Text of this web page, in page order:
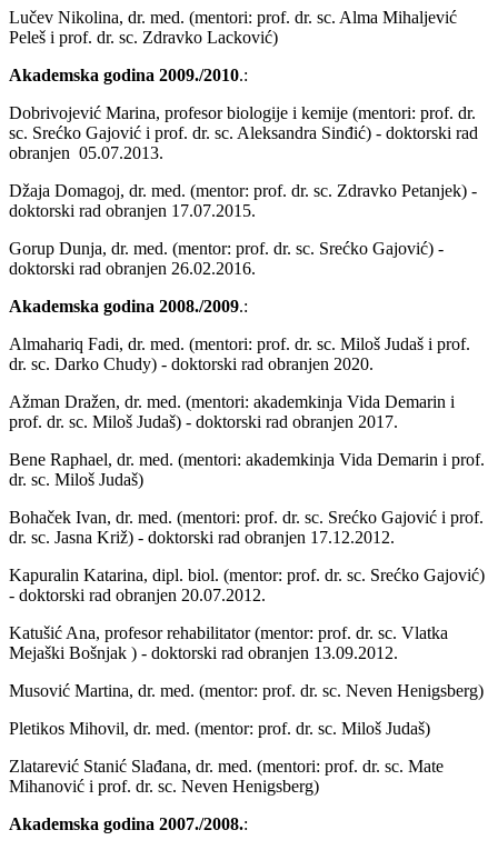
Lučev Nikolina, dr. med. (mentori: prof. dr. sc. Alma Mihaljević
Peleš i prof. dr. sc. Zdravko Lacković)
Akademska godina 2009./2010.:
Dobrivojević Marina, profesor biologije i kemije (mentori: prof. dr.
sc. Srećko Gajović i prof. dr. sc. Aleksandra Sinđić) - doktorski rad
obranjen 05.07.2013.
Džaja Domagoj, dr. med. (mentor: prof. dr. sc. Zdravko Petanjek) -
doktorski rad obranjen 17.07.2015.
Gorup Dunja, dr. med. (mentor: prof. dr. sc. Srećko Gajović) -
doktorski rad obranjen 26.02.2016.
Akademska godina 2008./2009.:
Almahariq Fadi, dr. med. (mentori: prof. dr. sc. Miloš Judaš i prof.
dr. sc. Darko Chudy) - doktorski rad obranjen 2020.
Ažman Dražen, dr. med. (mentori: akademkinja Vida Demarin i
prof. dr. sc. Miloš Judaš) - doktorski rad obranjen 2017.
Bene Raphael, dr. med. (mentori: akademkinja Vida Demarin i prof.
dr. sc. Miloš Judaš)
Bohaček Ivan, dr. med. (mentori: prof. dr. sc. Srećko Gajović i prof.
dr. sc. Jasna Križ) - doktorski rad obranjen 17.12.2012.
Kapuralin Katarina, dipl. biol. (mentor: prof. dr. sc. Srećko Gajović)
- doktorski rad obranjen 20.07.2012.
Katušić Ana, profesor rehabilitator (mentor: prof. dr. sc. Vlatka
Mejaški Bošnjak ) - doktorski rad obranjen 13.09.2012.
Musović Martina, dr. med. (mentor: prof. dr. sc. Neven Henigsberg)
Pletikos Mihovil, dr. med. (mentor: prof. dr. sc. Miloš Judaš)
Zlatarević Stanić Slađana, dr. med. (mentori: prof. dr. sc. Mate
Mihanović i prof. dr. sc. Neven Henigsberg)
Akademska godina 2007./2008.: